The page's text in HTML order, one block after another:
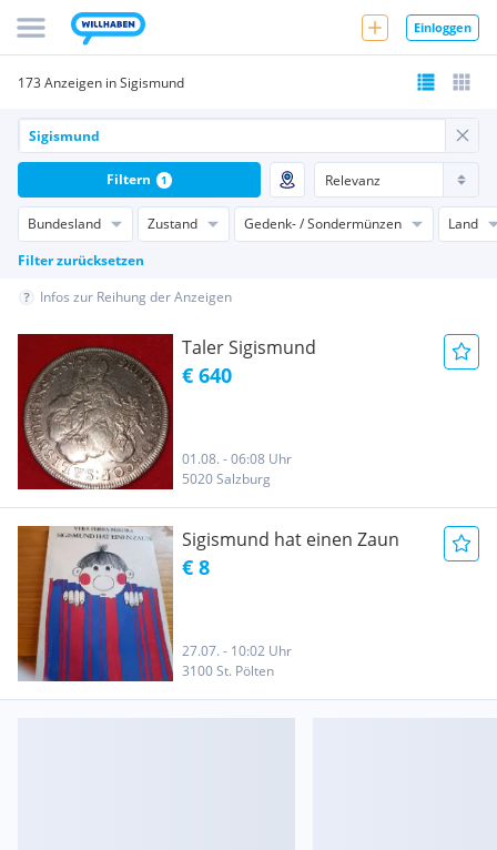
Einloggen
173 Anzeigen in Sigismund
Bundesland Zustand Gedenk- / Sondermünzen
Land
Filter zurücksetzen
Filtern 1
Infos zur Reihung der Anzeigen
Taler Sigismund
€ 640
01.08. - 06:08 Uhr
5020 Salzburg
Sigismund hat einen Zaun
€ 8
27.07. - 10:02 Uhr
3100 St. Pölten